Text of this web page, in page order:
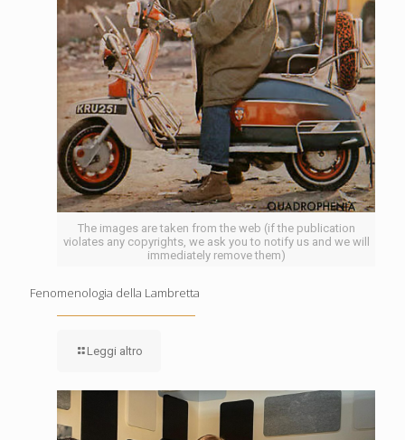
The images are taken from the web (if the publication
violates any copyrights, we ask you to notify us and we will
immediately remove them)
Fenomenologia della Lambretta
Leggi altro